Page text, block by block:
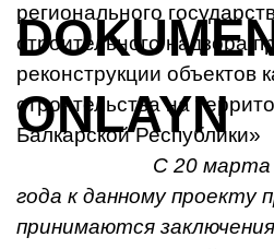
регионального
строительного надзора
реконструкции объектов
строительства на
Балкарской Республики»
С 20 марта
года к данному проекту
принимаются